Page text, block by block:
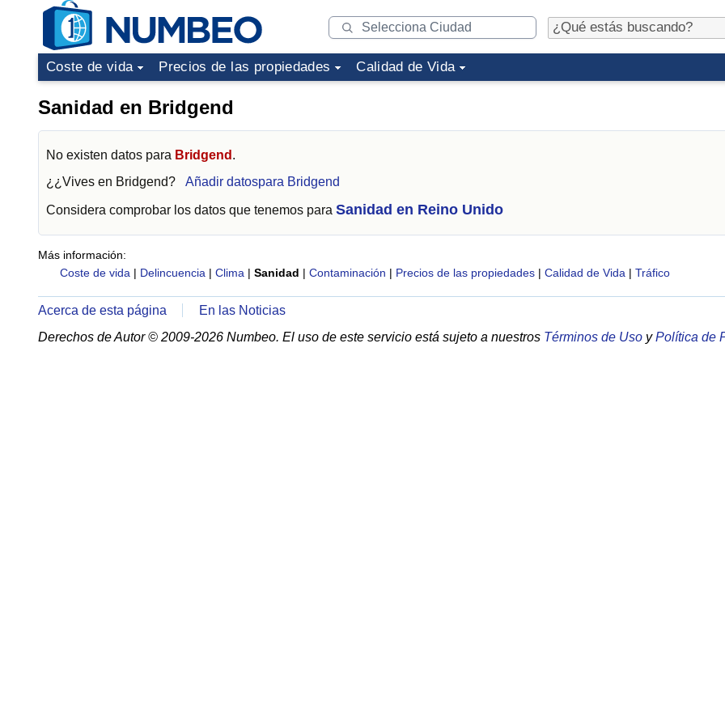
Coste de vida Precios de las propiedades Calidad de Vida
Sanidad en Bridgend
No existen datos para Bridgend .
¿¿Vives en Bridgend? Añadir datospara Bridgend
Considera comprobar los datos que tenemos para Sanidad en Reino Unido
Más información:
Coste de vida | Delincuencia | Clima | Sanidad | Contaminación | Precios de las propiedades | Calidad de Vida | Tráfico
Acerca de esta página
En las Noticias
Derechos de Autor © 2009-2026 Numbeo. El uso de este servicio está sujeto a nuestros Términos de Uso yPolítica de